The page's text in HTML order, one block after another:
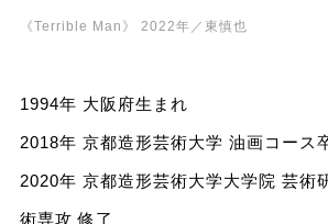
《Terrible Man》 2022年／東慎也
1994年 大阪府生まれ
2018年 京都造形芸術大学 油画コース
2020年 京都造形芸術大学大学院 芸術
術専攻 修了